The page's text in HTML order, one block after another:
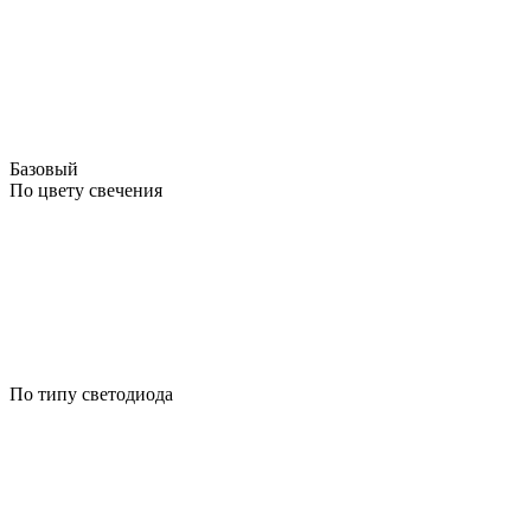
Базовый
По цвету свечения
По типу светодиода